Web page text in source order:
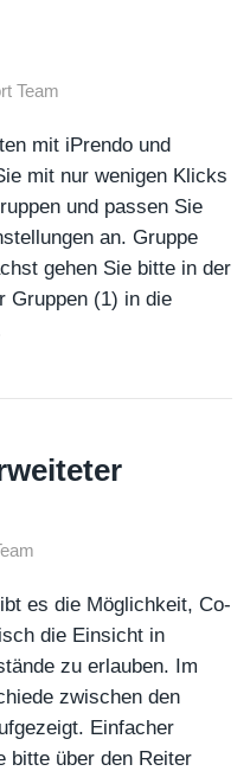
Team
mit iPrendo und
mit nur wenigen Klicks
und passen Sie
an. Gruppe
gehen Sie bitte in der
Gruppen (1) in die
es die Möglichkeit, Co-
die Einsicht in
zu erlauben. Im
zwischen den
Einfacher
bitte über den Reiter